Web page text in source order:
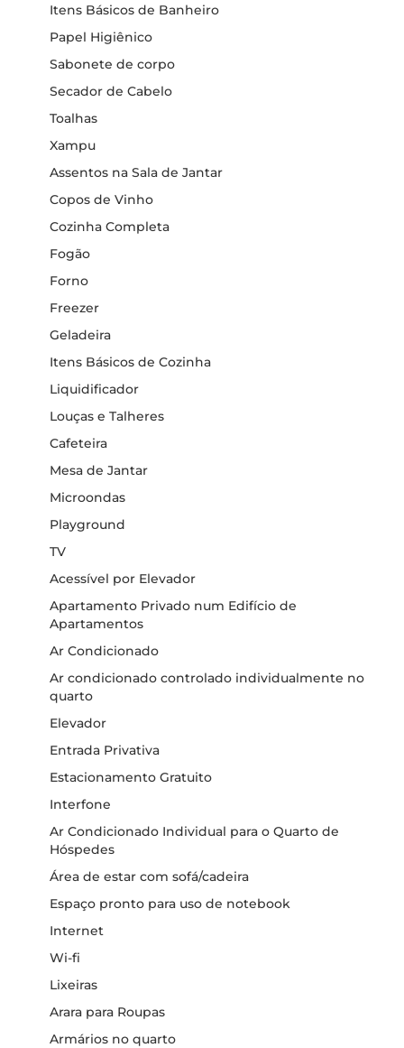
Itens Básicos de Banheiro
Papel Higiênico
Sabonete de corpo
Secador de Cabelo
Toalhas
Xampu
Assentos na Sala de Jantar
Copos de Vinho
Cozinha Completa
Fogão
Forno
Freezer
Geladeira
Itens Básicos de Cozinha
Liquidificador
Louças e Talheres
Cafeteira
Mesa de Jantar
Microondas
Playground
TV
Acessível por Elevador
Apartamento Privado num Edifício de
Apartamentos
Ar Condicionado
Ar condicionado controlado individualmente no
quarto
Elevador
Entrada Privativa
Estacionamento Gratuito
Interfone
Ar Condicionado Individual para o Quarto de
Hóspedes
Área de estar com sofá/cadeira
Espaço pronto para uso de notebook
Internet
Wi-fi
Lixeiras
Arara para Roupas
Armários no quarto